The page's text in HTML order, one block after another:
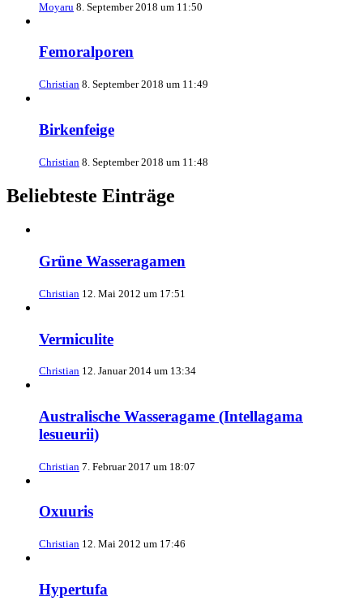
Moyaru 8. September 2018 um 11:50
Femoralporen
Christian 8. September 2018 um 11:49
Birkenfeige
Christian 8. September 2018 um 11:48
Beliebteste Einträge
Grüne Wasseragamen
Christian 12. Mai 2012 um 17:51
Vermiculite
Christian 12. Januar 2014 um 13:34
Australische Wasseragame (Intellagama
lesueurii)
Christian 7. Februar 2017 um 18:07
Oxuuris
Christian 12. Mai 2012 um 17:46
Hypertufa